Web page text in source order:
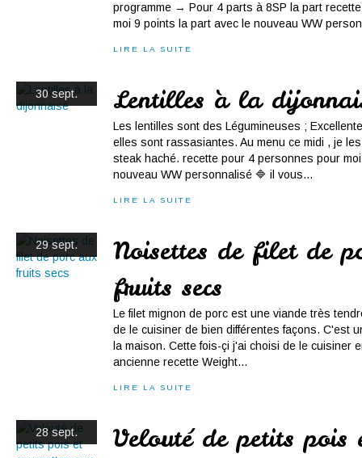
programme → Pour 4 parts à 8SP la part
moi 9 points la part avec le nouveau WW
LIRE LA SUITE
30 sept. Lentilles à la
Les lentilles sont des Légumineuses ;
elles sont rassasiantes. Au menu ce midi , je
steak haché. recette pour 4 personnes pour
nouveau WW personnalisé 🔷 il vous...
LIRE LA SUITE
29 sept.
Noisettes de filet de
fruits secs
Le filet mignon de porc est une viande très
de le cuisiner de bien différentes façons. C'est
la maison. Cette fois-çi j'ai choisi de le cuisiner
ancienne recette Weight...
LIRE LA SUITE
28 sept.
Velouté de petits pois